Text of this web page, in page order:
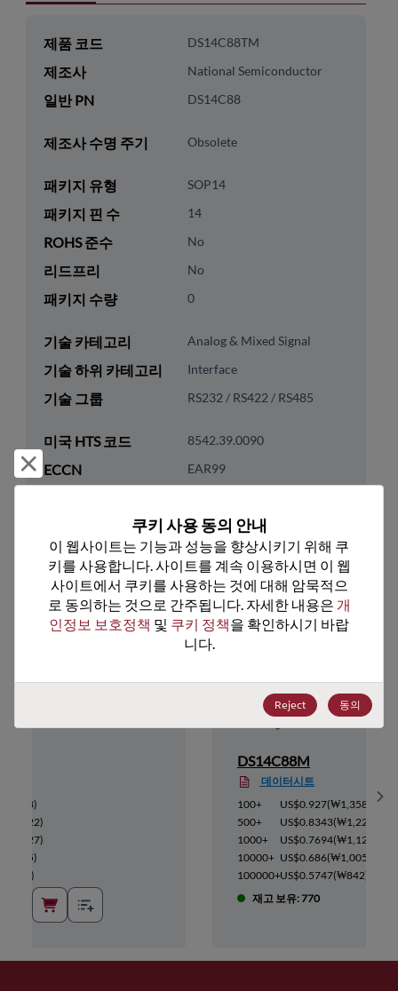
제품 코드 DS14C88TM
제조사 National Semiconductor
일반 PN DS14C88
제조사 수명 주기 Obsolete
패키지 유형 SOP14
패키지 핀 수 14
ROHS 준수 No
리드프리 No
패키지 수량 0
기술 카테고리 Analog & Mixed Signal
기술 하위 카테고리 Interface
기술 그룹 RS232 / RS422 / RS485
미국 HTS 코드 8542.39.0090
ECCN EAR99
추천 대체 제품
)
₩1,222)
₩1,127)
)
)
DS14C88M
데이터시트
100+
US$0.927(₩1,358
500+
US$0.8343(₩1,222
1000+
US$0.7694(₩1,127
10000+ US$0.686(₩1,005
100000+US$0.5747(₩842)
재고 보유: 770
거부 및 닫기
쿠키 사용 동의 안내
이 웹사이트는 기능과 성능을 향상시키기 위해 쿠
키를 사용합니다. 사이트를 계속 이용하시면 이 웹
사이트에서 쿠키를 사용하는 것에 대해 암묵적으
로 동의하는 것으로 간주됩니다. 자세한 내용은 개
인정보 보호정책 및 쿠키 정책을 확인하시기 바랍
니다.
Reject 동의